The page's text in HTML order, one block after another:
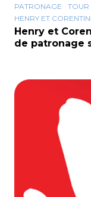
PATRONAGE
TOUR
HENRY ET
Henry et
de patronage